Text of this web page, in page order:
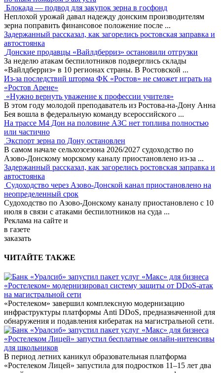
Блокада — подвод для закупок зерна в госфонд
Неплохой урожай давал надежду донским производителям
зерна поправить финансовое положение после ...
Задержанный рассказал, как загорелись ростовская заправка и
автостоянка
Донские продавцы «Вайлдберриз» остановили отгрузки
За неделю атакам беспилотников подверглись склады
«Вайлдберриз» в 10 регионах страны. В Ростовской ...
Из-за последствий шторма ФК «Ростов» не сможет играть на
«Ростов Арене»
«Нужно вернуть уважение к профессии учителя»
В этом году молодой преподаватель из Ростова-на-Дону Анна
Бея вошла в федеральную команду всероссийского ...
На трассе М4 Дон на половине АЗС нет топлива полностью
или частично
Экспорт зерна по Дону остановлен
В самом начале сельхозсезона 2026/2027 судоходство по
Азово-Донскому морскому каналу приостановлено из-за ...
Задержанный рассказал, как загорелись ростовская заправка и
автостоянка
Судоходство через Азово-Донской канал приостановлено на
неопределенный срок
Судоходство по Азово-Донскому каналу приостановлено с 10
июля в связи с атаками беспилотников на суда ...
Реклама на сайте и
в газете
заказать
ЧИТАЙТЕ ТАКЖЕ
«Ростелеком» модернизировал систему защиты от DDoS-атак
на магистральной сети
«Ростелеком» завершил комплексную модернизацию
инфраструктуры платформы Anti DDoS, предназначенной для
обнаружения и подавления кибератак на магистральной сети.
«Ростелеком Лицей» запустил бесплатные онлайн-интенсивы
для школьников
В период летних каникул образовательная платформа
«Ростелеком Лицей» запустила для подростков 11–15 лет два